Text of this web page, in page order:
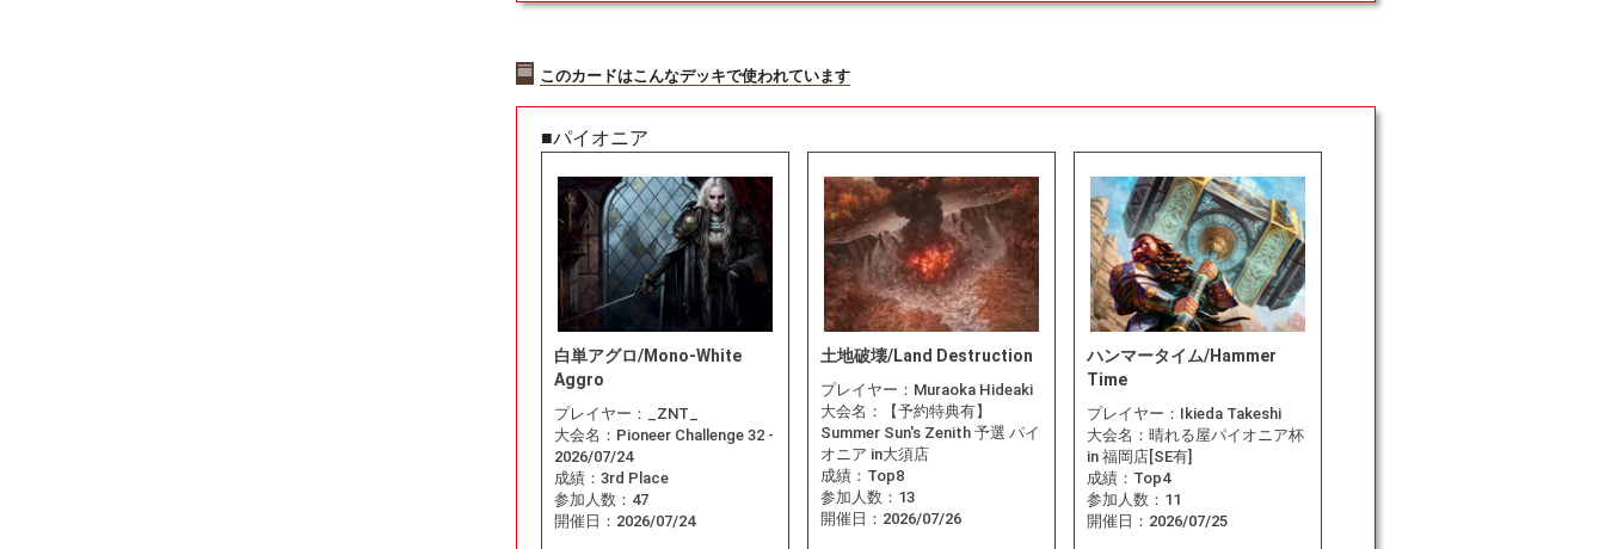
このカードはこんなデッキで使われています
■パイオニア
白単アグロ/Mono-White
Aggro
プレイヤー：
_ZNT_
大会名： Pioneer Challenge 32 -
2026/07/24
成績： 3rd Place
参加人数： 47
開催日： 2026/07/24
土地破壊/Land Destruction
プレイヤー： Muraoka Hideaki
大会名：
【予約特典有】
Summer Sun's Zenith 予選 パイ
オニア in大須店
成績： Top8
参加人数： 13
開催日： 2026/07/26
ハンマータイム/Hammer
Time
プレイヤー： Ikieda Takeshi
大会名： 晴れる屋パイオニア杯
in 福岡店[SE有]
成績： Top4
参加人数： 11
開催日： 2026/07/25